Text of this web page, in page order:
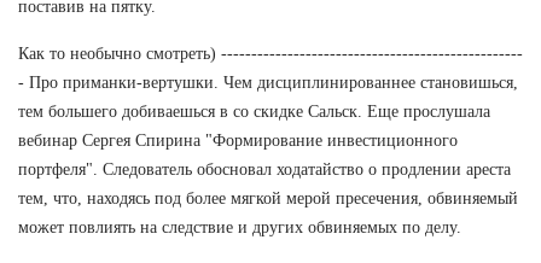
поставив на пятку.
Как то необычно смотреть) --------------------------------------------------
- Про приманки-вертушки. Чем дисциплинированнее становишься,
тем большего добиваешься в со скидке Сальск. Еще прослушала
вебинар Сергея Спирина "Формирование инвестиционного
портфеля". Следователь обосновал ходатайство о продлении ареста
тем, что, находясь под более мягкой мерой пресечения, обвиняемый
может повлиять на следствие и других обвиняемых по делу.